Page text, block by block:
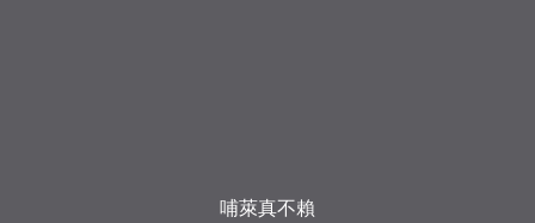
哺萊真不賴